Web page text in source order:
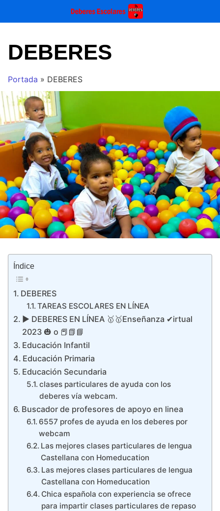
DEBERES
Portada » DEBERES
Índice
DEBERES
TAREAS ESCOLARES EN LÍNEA
▶ DEBERES EN LÍNEA 🥇🥇Enseñanza ✔irtual
2023 🎃 o 📕📗📘
Educación Infantil
Educación Primaria
Educación Secundaria
clases particulares de ayuda con los
deberes vía webcam.
Buscador de profesores de apoyo en linea
6557 profes de ayuda en los deberes por
webcam
Las mejores clases particulares de lengua
Castellana con Homeducation
Las mejores clases particulares de lengua
Castellana con Homeducation
Chica española con experiencia se ofrece
para impartir clases particulares de repaso